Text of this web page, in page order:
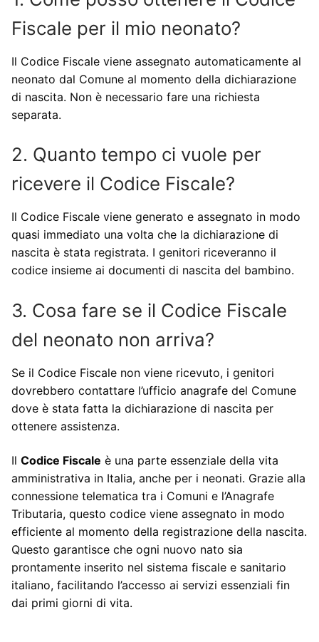
Fiscale per il mio neonato?
Il Codice Fiscale viene assegnato automaticamente al
neonato dal Comune al momento della dichiarazione
di nascita. Non è necessario fare una richiesta
separata.
2. Quanto tempo ci vuole per
ricevere il Codice Fiscale?
Il Codice Fiscale viene generato e assegnato in modo
quasi immediato una volta che la dichiarazione di
nascita è stata registrata. I genitori riceveranno il
codice insieme ai documenti di nascita del bambino.
3. Cosa fare se il Codice Fiscale
del neonato non arriva?
Se il Codice Fiscale non viene ricevuto, i genitori
dovrebbero contattare l’ufficio anagrafe del Comune
dove è stata fatta la dichiarazione di nascita per
ottenere assistenza.
Il Codice Fiscale è una parte essenziale della vita
amministrativa in Italia, anche per i neonati. Grazie alla
connessione telematica tra i Comuni e l’Anagrafe
Tributaria, questo codice viene assegnato in modo
efficiente al momento della registrazione della nascita.
Questo garantisce che ogni nuovo nato sia
prontamente inserito nel sistema fiscale e sanitario
italiano, facilitando l’accesso ai servizi essenziali fin
dai primi giorni di vita.